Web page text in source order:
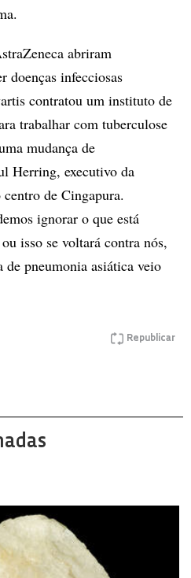
abriram
doenças infecciosas
contratou um instituto de
trabalhar com tuberculose
mudança de
Herring, executivo da
de Cingapura.
ignorar o que está
isso se voltará contra nós,
de pneumonia asiática veio
Republicar